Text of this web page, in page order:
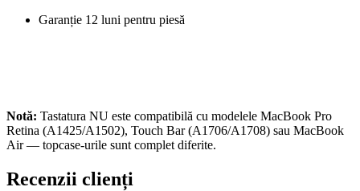
Garanție 12 luni pentru piesă
Notă: Tastatura NU este compatibilă cu modelele MacBook Pro
Retina (A1425/A1502), Touch Bar (A1706/A1708) sau MacBook
Air — topcase-urile sunt complet diferite.
Recenzii clienți